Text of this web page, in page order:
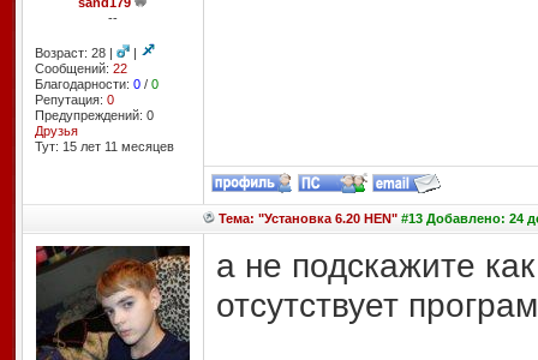
--
Возраст: 28 |
|
Сообщений: 22
Благодарности: 0/ 0
Репутация: 0
Предупреждений: 0
Друзья
Тут: 15 лет 11 месяцев
Тема: "Установка 6.20 HEN"#13 Добавлено: 24
а не подскажите
отсутствует